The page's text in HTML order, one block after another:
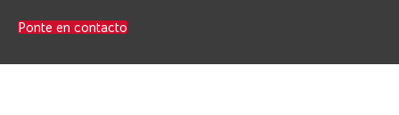
Ponte en contacto